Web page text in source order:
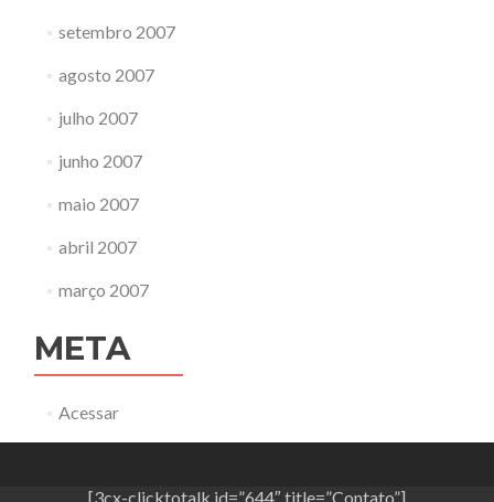
setembro 2007
agosto 2007
julho 2007
junho 2007
maio 2007
abril 2007
março 2007
META
Acessar
[3cx-clicktotalk id=”644″ title=”Contato”]